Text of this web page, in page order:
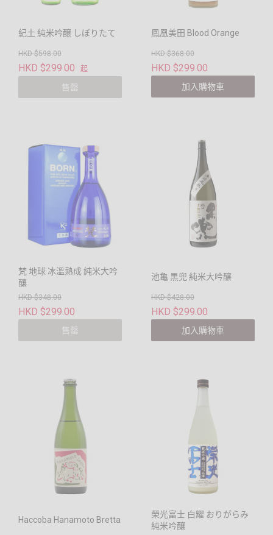
紀土 純米吟醸 しぼりたて
HKD $598.00
HKD $299.00 起
售罄
鳳凰美田 Blood Orange
HKD $368.00
HKD $299.00
加入購物車
梵 地球 冰溫熟成 純米大吟
釀
HKD $348.00
HKD $299.00
售罄
池亀 黒兜 純米大吟醸
HKD $428.00
HKD $299.00
加入購物車
Haccoba Hanamoto Bretta
榮光富士 白耀 おりがらみ
純米吟釀